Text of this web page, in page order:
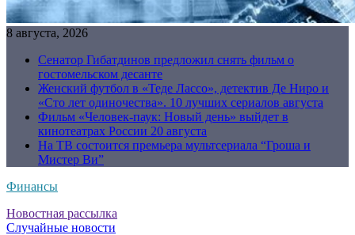
8 августа, 2026
Сенатор Гибатдинов предложил снять фильм о
гостомельском десанте
Женский футбол в «Теде Лассо», детектив Де Ниро и
«Сто лет одиночества». 10 лучших сериалов августа
Фильм «Человек-паук: Новый день» выйдет в
кинотеатрах России 20 августа
На ТВ состоится премьера мультсериала “Гроша и
Мистер Ви”
Финансы
Новостная рассылка
Случайные новости